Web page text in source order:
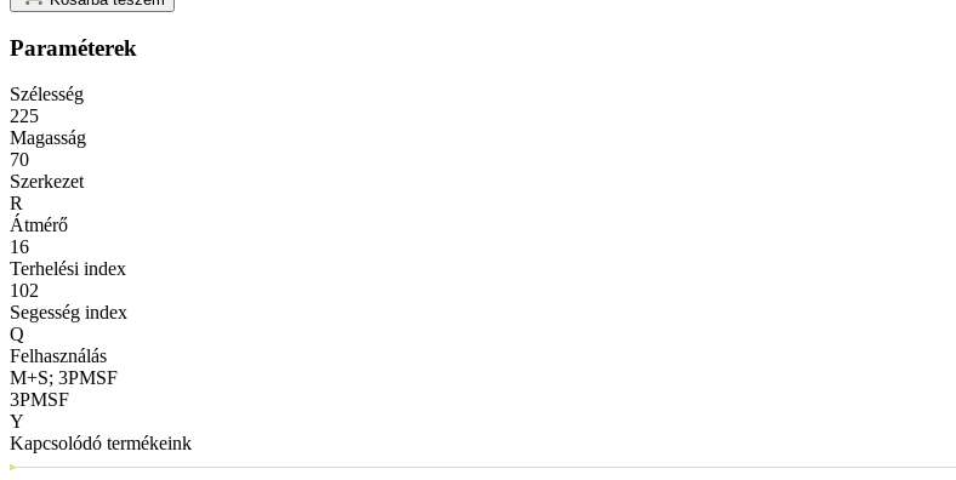
Paraméterek
Szélesség
225
Magasság
70
Szerkezet
R
Átmérő
16
Terhelési index
102
Segesség index
Q
Felhasználás
M+S; 3PMSF
3PMSF
Y
Kapcsolódó termékeink